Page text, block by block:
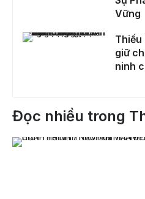
Vững
Thiếu tướng Đinh Văn Nơi giữ chức Cục trưởng Cục An ninh chính trị nội bộ
Thiếu
giữ
ninh
Đọc nhiều trong